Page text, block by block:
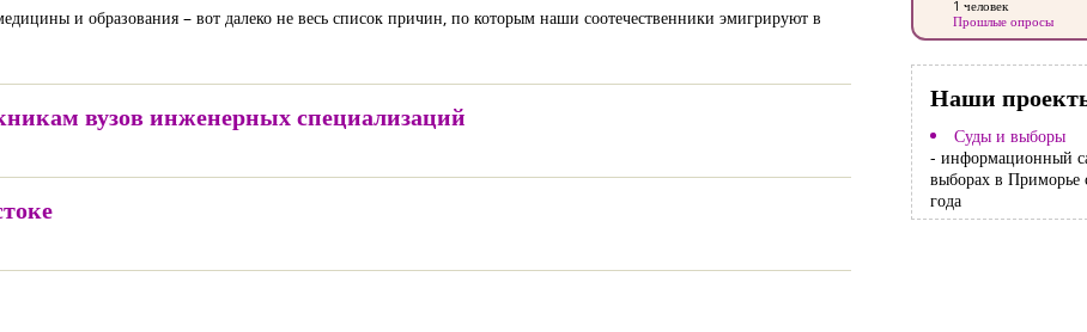
и образования – вот далеко не весь список причин, по которым наши соотечественники эмигрируют в
вузов инженерных специализаций
1 человек
Прошлые опросы
Наши
Суды и выборы
- информационный
выборах в Приморье
года